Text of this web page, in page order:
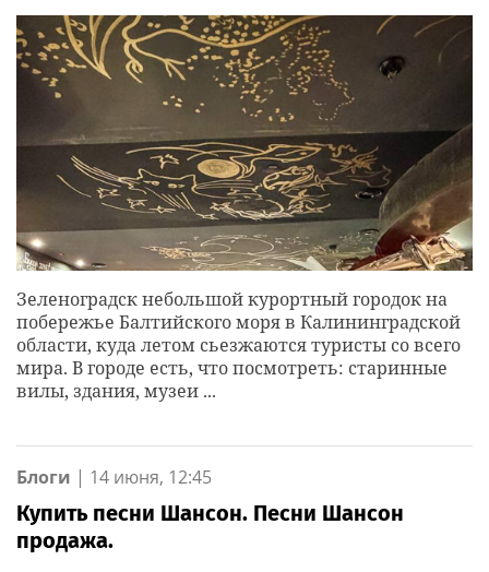
Зеленоградск небольшой курортный городок на
побережье Балтийского моря в Калининградской
области, куда летом сьезжаются туристы со всего
мира. В городе есть, что посмотреть: старинные
вилы, здания, музеи ...
Блоги | 14 июня, 12:45
Купить песни Шансон. Песни Шансон
продажа.